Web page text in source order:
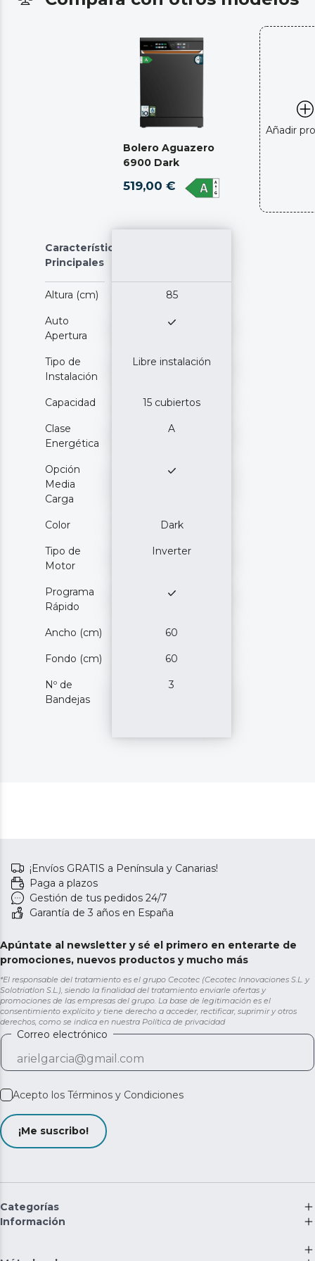
Bolero Aguazero
6900 Dark
519,00 €
Añadir
Características
Principales
Altura (cm) 85
Auto
Apertura
Tipo de
Instalación
Libre instalación
Capacidad 15 cubiertos
Clase
Energética
A
Opción
Media
Carga
Color Dark
Tipo de
Motor
Inverter
Programa
Rápido
Ancho (cm) 60
Fondo (cm) 60
Nº de
Bandejas
3
¡Envíos GRATIS a Península y Canarias!
Paga a plazos
Gestión de tus pedidos 24/7
Garantía de 3 años en España
Apúntate al newsletter y sé el primero en enterarte de
promociones, nuevos productos y mucho más
*El responsable del tratamiento es el grupo Cecotec (Cecotec Innovaciones S.L. y
Solotriatlon S.L.), siendo la finalidad del tratamiento enviarle ofertas y
promociones de las empresas del grupo. La base de legitimación es el
consentimiento explícito y tiene derecho a acceder, rectificar, suprimir y otros
derechos, como se indica en nuestra Política de privacidad
Correo electrónico
Acepto los Términos y Condiciones
¡Me suscribo!
Categorías
Información